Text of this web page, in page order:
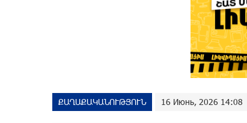
ՔԱՂԱՔԱԿԱՆՈՒԹՅՈՒՆ 16 Июнь, 2026 14:08